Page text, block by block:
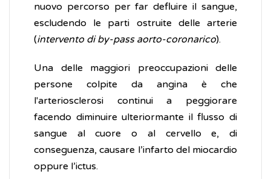
nuovo percorso per far defluire il sangue,
escludendo le parti ostruite delle arterie
(intervento di by-pass aorto-coronarico).
Una delle maggiori preoccupazioni delle
persone colpite da angina è che
l'arteriosclerosi continui a peggiorare
facendo diminuire ulteriormante il flusso di
sangue al cuore o al cervello e, di
conseguenza, causare l’infarto del miocardio
oppure l’ictus.